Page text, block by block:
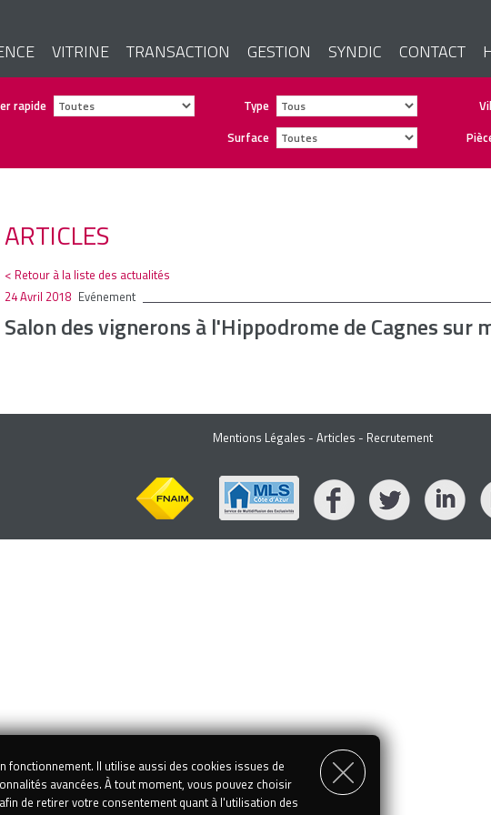
VITRINE TRANSACTION GESTION SYNDIC CONTACT
rapide Type
Surface
ARTICLES
< Retour à la liste des actualités
24 Avril 2018 Evénement
Salon des vignerons à l'Hippodrome de Cagnes sur
Mentions Légales - Articles - Recrutement
Il utilise aussi des cookies issues de
avancées. À tout moment, vous pouvez choisir
de retirer votre consentement quant à l'utilisation des